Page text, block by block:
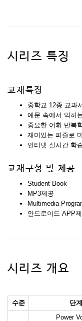
시리즈 특징
교재특징
중학교 12종 교과
예문 속에서 익히
중요한 어휘 반복
재미있는 퍼즐로
인터넷 실시간 학
교재구성 및 제공
Student Book
MP3제공
Multimedia
안드로이드 APP
시리즈 개요
수준 단계
Power